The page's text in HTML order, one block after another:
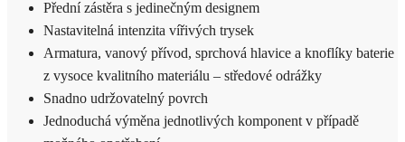
Přední zástěra s jedinečným designem
Nastavitelná intenzita vířivých trysek
Armatura, vanový přívod, sprchová hlavice a knoflíky baterie
z vysoce kvalitního materiálu – středové odrážky
Snadno udržovatelný povrch
Jednoduchá výměna jednotlivých komponent v případě